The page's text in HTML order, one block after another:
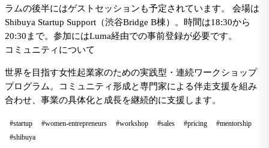
ラムの後半にはゲストセッションも予定されています。 会場は
Shibuya Startup Support（渋谷Bridge B棟）。時間は18:30から
20:30まで。参加にはLuma経由での事前登録が必要です。
コミュニティについて
世界を目指す女性起業家のための実践型・連続ワークショップ
プログラム。コミュニティ形成と専門家による伴走支援を組み
合わせ、事業の具体化と成長を継続的に支援します。
#startup #women-entrepreneurs #workshop #sales #pricing
#mentorship
#shibuya